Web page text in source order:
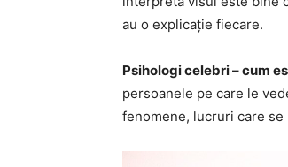
au o explicație fiecare.
Psihologi celebri – cum
persoanele pe care le
fenomene, lucruri care se